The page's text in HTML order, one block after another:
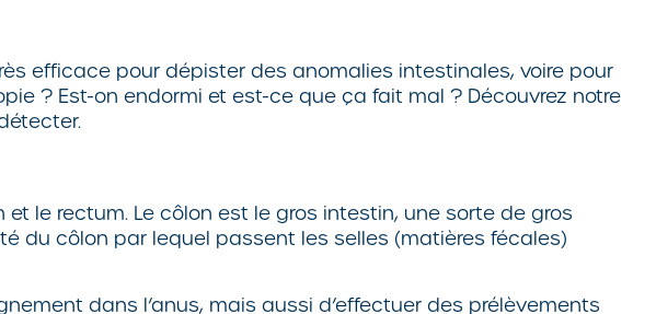
efficace pour dépister des anomalies intestinales, voire pour
? Est-on endormi et est-ce que ça fait mal ? Découvrez notre
le rectum. Le côlon est le gros intestin, une sorte de gros
du côlon par lequel passent les selles (matières fécales)
dans l’anus, mais aussi d’effectuer des prélèvements